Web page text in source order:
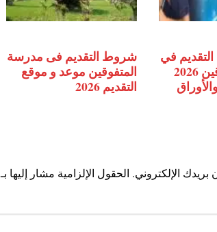
في
مدارس المتفوقين 2026
% والأوراق
شروط التقديم فى مدرسة
المتفوقين موعد و موقع
التقديم 2026
الإلكتروني. الحقول الإلزامية مشار إليها بـ